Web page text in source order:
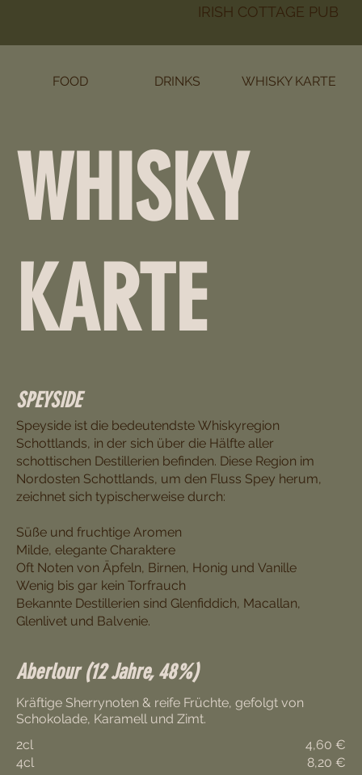
IRISH COTTAGE PUB
FOOD DRINKS WHISKY KARTE
WHISKY
KARTE
SPEYSIDE
Speyside ist die bedeutendste Whiskyregion
Schottlands, in der sich über die Hälfte aller
schottischen Destillerien befinden. Diese Region im
Nordosten Schottlands, um den Fluss Spey herum,
zeichnet sich typischerweise durch:
Süße und fruchtige Aromen
Milde, elegante Charaktere
Oft Noten von Äpfeln, Birnen, Honig und Vanille
Wenig bis gar kein Torfrauch
Bekannte Destillerien sind Glenfiddich, Macallan,
Glenlivet und Balvenie.
Aberlour (12 Jahre, 48%)
Kräftige Sherrynoten & reife Früchte, gefolgt von
2cl
4,60 €
4cl
8,20 €